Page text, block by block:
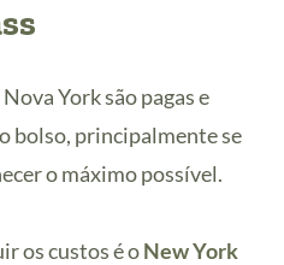
York são pagas e
bolso, principalmente se
o máximo possível.
os custos é oNew York